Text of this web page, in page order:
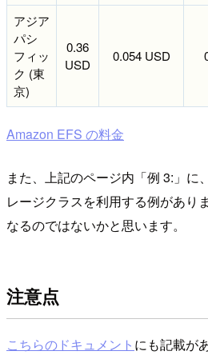
アジア
パシ
フィッ
ク (東
京)
0.36
USD
0.054 USD
Amazon EFS の料金
また、上記のページ内「例 3:」に
レージクラスを利用する例があり
なるのではないかと思います。
注意点
こちらのドキュメント にも記載が